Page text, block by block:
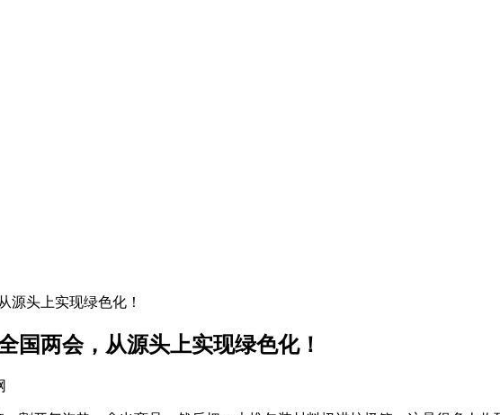
源头上实现绿色化！
国两会，从源头上实现绿色化！